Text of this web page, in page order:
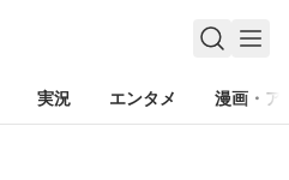
実況 エンタメ 漫画・ア